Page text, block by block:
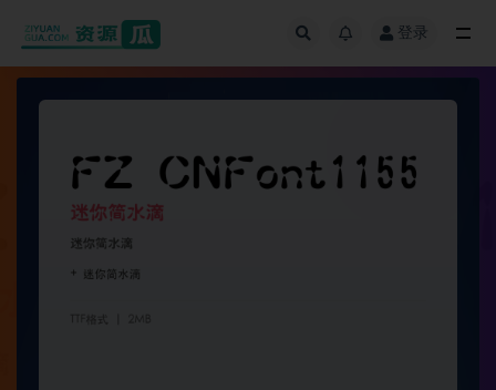
登录